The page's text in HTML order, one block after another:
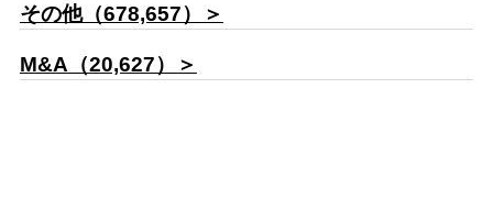
その他（678,657）＞
M&A（20,627）＞